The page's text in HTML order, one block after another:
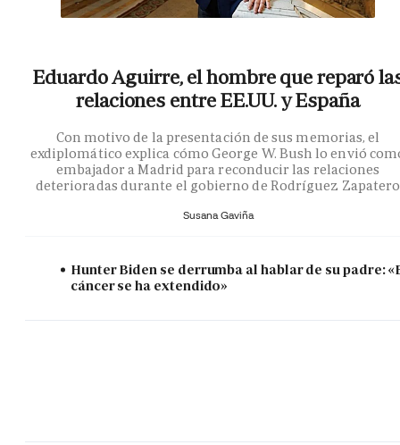
Eduardo Aguirre, el hombre que reparó
relaciones entre EE.UU. y España
Con motivo de la presentación de sus memorias, el
exdiplomático explica cómo George W. Bush lo envió
embajador a Madrid para reconducir las relaciones
deterioradas durante el gobierno de Rodríguez Zapatero
Susana Gaviña
Hunter Biden se derrumba al hablar de su padre:
cáncer se ha extendido»